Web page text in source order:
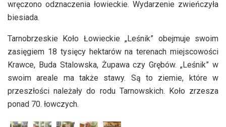
wręczono odznaczenia łowieckie. Wydarzenie zwieńczyła
biesiada.
Tarnobrzeskie Koło Łowieckie „Leśnik” obejmuje swoim
zasięgiem 18 tysięcy hektarów na terenach miejscowości
Krawce, Buda Stalowska, Żupawa czy Grębów. „Leśnik” w
swoim areale ma także stawy. Są to ziemie, które w
przeszłości należały do rodu Tarnowskich. Koło zrzesza
ponad 70. łowczych.